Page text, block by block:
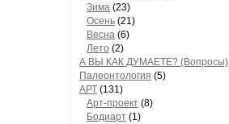
Зима (23)
Осень (21)
Весна (6)
Лето (2)
А ВЫ КАК ДУМАЕТЕ? (Вопросы)
Палеонтология (5)
АРТ (131)
Арт-проект (8)
Бодиарт (1)